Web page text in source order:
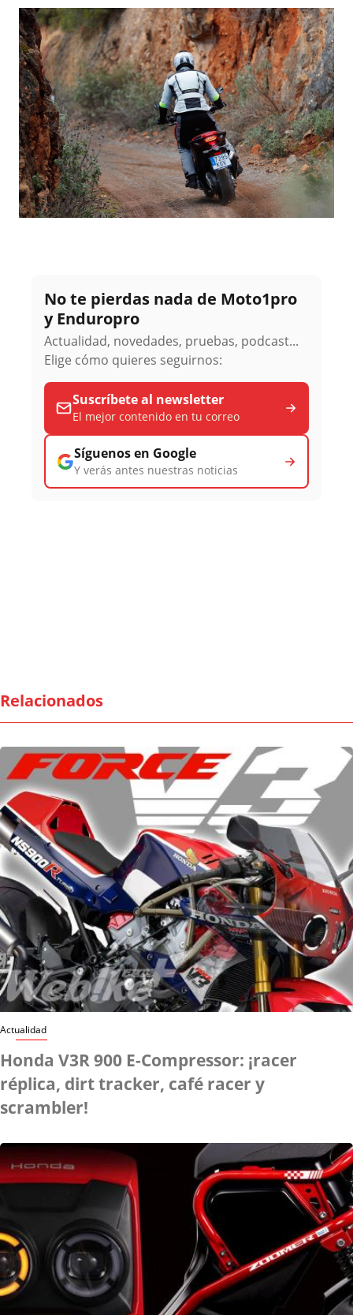
No te pierdas nada de Moto1pro
y Enduropro
Actualidad, novedades, pruebas, podcast...
Elige cómo quieres seguirnos:
Suscríbete al newsletter
El mejor contenido en tu correo
Síguenos en Google
Y verás antes nuestras noticias
Relacionados
Actualidad
Honda V3R 900 E-Compressor: ¡racer
réplica, dirt tracker, café racer y
scrambler!